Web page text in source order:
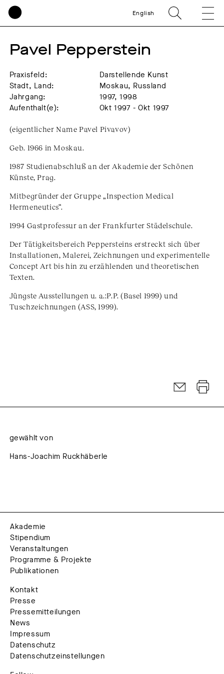
English
Pavel Pepperstein
Praxisfeld:
Darstellende Kunst
Stadt, Land:
Moskau, Russland
Jahrgang:
1997, 1998
Aufenthalt(e):
Okt 1997 - Okt 1997
(eigentlicher Name Pavel Pivavov)
Geb. 1966 in Moskau.
1987 Studienabschluß an der Akademie der Schönen
Künste, Prag.
Mitbegründer der Gruppe „Inspection Medical
Hermeneutics“.
1994 Gastprofessur an der Frankfurter Städelschule.
Der Tätigkeitsbereich Peppersteins erstreckt sich über
Installationen, Malerei, Zeichnungen und experimentelle
Concept Art bis hin zu erzählenden und theoretischen
Texten.
Jüngste Ausstellungen u. a.:P.P. (Basel 1999) und
Tuschzeichnungen (ASS, 1999).
gewählt von
Hans-Joachim Ruckhäberle
Akademie
Stipendium
Veranstaltungen
Programme & Projekte
Publikationen
Kontakt
Presse
Pressemitteilungen
News
Impressum
Datenschutz
Datenschutzeinstellungen